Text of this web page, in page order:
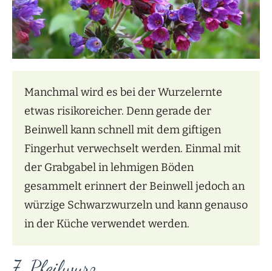
Manchmal wird es bei der Wurzelernte
etwas risikoreicher. Denn gerade der
Beinwell kann schnell mit dem giftigen
Fingerhut verwechselt werden. Einmal mit
der Grabgabel in lehmigen Böden
gesammelt erinnert der Beinwell jedoch an
würzige Schwarzwurzeln und kann genauso
in der Küche verwendet werden.